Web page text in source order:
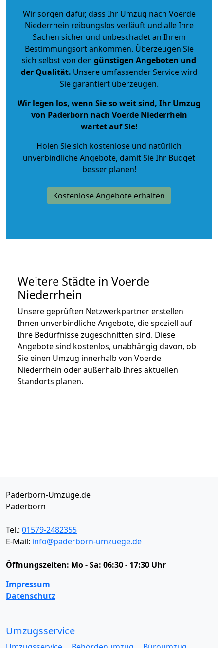
Wir sorgen dafür, dass Ihr Umzug nach Voerde
Niederrhein reibungslos verläuft und alle Ihre
Sachen sicher und unbeschadet an Ihrem
Bestimmungsort ankommen. Überzeugen Sie
sich selbst von den günstigen Angeboten und
der Qualität. Unsere umfassender Service wird
Sie garantiert überzeugen.
Wir legen los, wenn Sie so weit sind, Ihr Umzug
von Paderborn nach Voerde Niederrhein
wartet auf Sie!
Holen Sie sich kostenlose und natürlich
unverbindliche Angebote, damit Sie Ihr Budget
besser planen!
Kostenlose Angebote erhalten
Weitere Städte in Voerde
Niederrhein
Unsere geprüften Netzwerkpartner erstellen
Ihnen unverbindliche Angebote, die speziell auf
Ihre Bedürfnisse zugeschnitten sind. Diese
Angebote sind kostenlos, unabhängig davon, ob
Sie einen Umzug innerhalb von Voerde
Niederrhein oder außerhalb Ihres aktuellen
Standorts planen.
Paderborn-Umzüge.de
Paderborn
Tel.: 01579-2482355
E-Mail: info@paderborn-umzuege.de
Öffnungszeiten: Mo - Sa: 06:30 - 17:30 Uhr
Impressum
Datenschutz
Umzugsservice